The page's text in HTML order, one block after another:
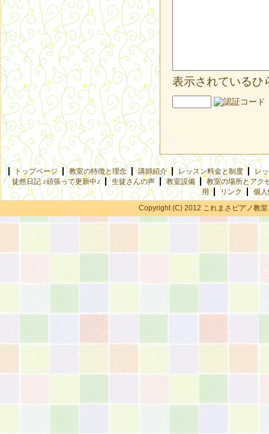
表示されているひ
トップページ 教室の特徴と理念 講師紹介 レッスン料金と制度
レ
徒然日記 ♪頑張って更新中♪
生徒さんの声 教室設備
教室の場所とアク
用
リンク
個
Copyright (C) 2012 これまさピアノ教